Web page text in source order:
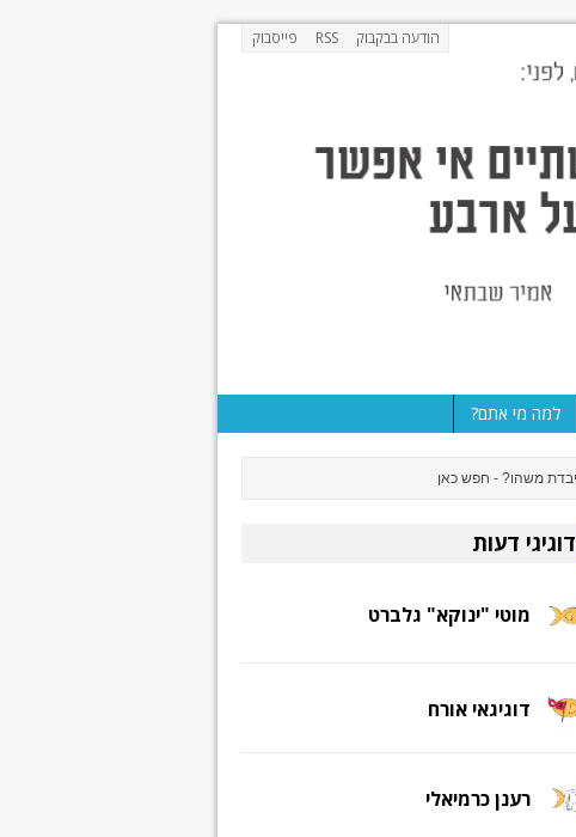
הודעה בבקבוק RSS פייסבוק
למה מי אתם?
דוגיגי דעות
מוטי "ינוקא" גלברט
דוגיגאי אורח
רענן כרמיאלי